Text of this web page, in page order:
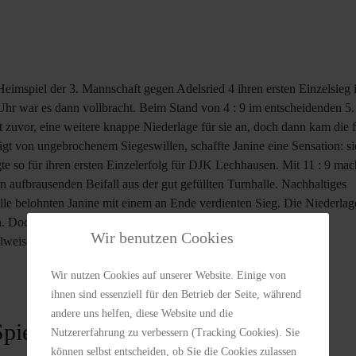
der 3. Mannschaft gegen Adelsried 4 ihren ersten Einzelsieg
war es dann vollbracht. Beim Stand von 4 : 9 im entscheidenden 5.
eine weitere knappe Niederlage für sie an, doch dann kam die
von ungebrochenem Siegeswillen, schaffte Janine eine Sensation:
so für ihren ersten Einzelerfolg für DJK Lechhausen. Mit 11 : 9
aufbrausenden Beifall aus der gut gefüllten Turnhalle. Nachhaltiges
belohnten Janine mit einem an Ende verdienten Sieg. Die
der Anfang ist gemacht. Janine wird uns mit ihrer
noch viel Freude bereiten.
Wir benutzen Cookies
Wir nutzen Cookies auf unserer Website. Einige von
ihnen sind essenziell für den Betrieb der Seite, während
andere uns helfen, diese Website und die
Nutzererfahrung zu verbessern (Tracking Cookies). Sie
können selbst entscheiden, ob Sie die Cookies zulassen